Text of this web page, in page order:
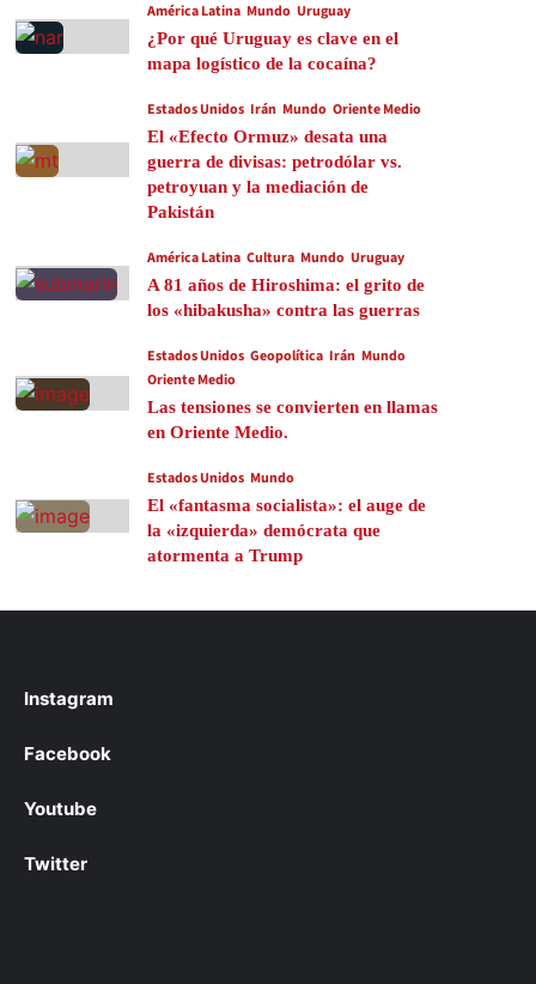
América Latina Mundo Uruguay
¿Por qué Uruguay es clave en el
mapa logístico de la cocaína?
Estados Unidos Irán Mundo Oriente Medio
El «Efecto Ormuz» desata una
guerra de divisas: petrodólar vs.
petroyuan y la mediación de
Pakistán
América Latina Cultura Mundo Uruguay
A 81 años de Hiroshima: el grito de
los «hibakusha» contra las guerras
Estados Unidos Geopolítica Irán Mundo
Oriente Medio
Las tensiones se convierten en llamas
en Oriente Medio.
Estados Unidos Mundo
El «fantasma socialista»: el auge de
la «izquierda» demócrata que
atormenta a Trump
Instagram
Facebook
Youtube
Twitter